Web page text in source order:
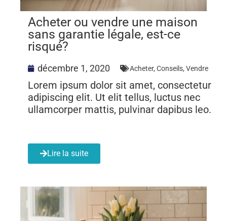
Acheter ou vendre une maison
sans garantie légale, est-ce
risqué?
décembre 1, 2020 Acheter, Conseils, Vendre
Lorem ipsum dolor sit amet, consectetur
adipiscing elit. Ut elit tellus, luctus nec
ullamcorper mattis, pulvinar dapibus leo.
Lire la suite